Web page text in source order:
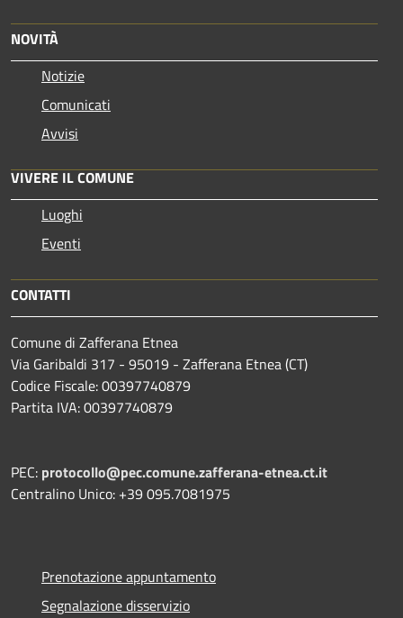
NOVITÀ
Notizie
Comunicati
Avvisi
VIVERE IL COMUNE
Luoghi
Eventi
CONTATTI
Comune di Zafferana Etnea
Via Garibaldi 317 - 95019 - Zafferana Etnea (CT)
Codice Fiscale: 00397740879
Partita IVA: 00397740879
PEC: protocollo@pec.comune.zafferana-etnea.ct.it
Centralino Unico: +39 095.7081975
Prenotazione appuntamento
Segnalazione disservizio